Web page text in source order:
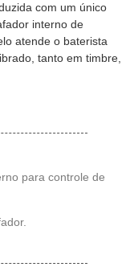
com um único
interno de
atende o baterista
tanto em timbre,
para controle de